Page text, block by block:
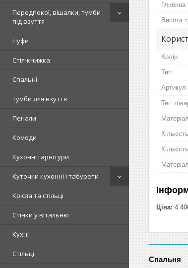
Передпокої, вішалки, тумби
під взуття
Пуфи
Стіл-книжка
Спальні
Тумби для взуття
Пенали
Комоди
Кухонні гарнітури
Куточки кухонні і табурети
Крісла та стільці
Стінки у вітальню
Кухні
Стільці
Глибина
Висота
Колір
Тип
Артикул
Тип
Ціна: 4
Спальня